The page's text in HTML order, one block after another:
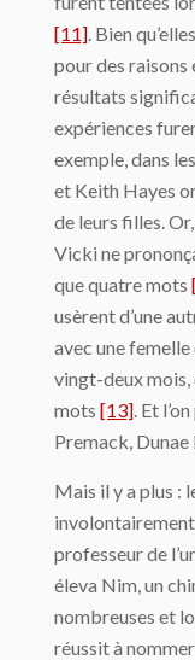
[11] . Bien
pour des raisons
résultats
expériences
exemple, dans
et Keith Hayes
de leurs filles.
Vicki ne
que quatre mots
usèrent d’une
avec une femelle
vingt-deux
mots [13] . Et
Premack, Dunae
Mais il y a plus :
professeur de
éleva Nim, un
nombreuses et
réussit à nommer